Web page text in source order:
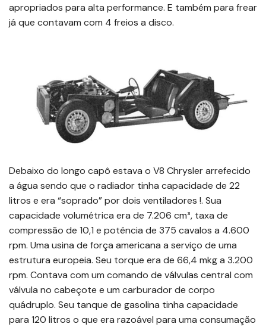
apropriados para alta performance. E também para frear
já que contavam com 4 freios a disco.
Debaixo do longo capô estava o V8 Chrysler arrefecido
a água sendo que o radiador tinha capacidade de 22
litros e era “soprado” por dois ventiladores !. Sua
capacidade volumétrica era de 7.206 cm³, taxa de
compressão de 10,1 e potência de 375 cavalos a 4.600
rpm. Uma usina de força americana a serviço de uma
estrutura europeia. Seu torque era de 66,4 mkg a 3.200
rpm. Contava com um comando de válvulas central com
válvula no cabeçote e um carburador de corpo
quádruplo. Seu tanque de gasolina tinha capacidade
para 120 litros o que era razoável para uma consumação